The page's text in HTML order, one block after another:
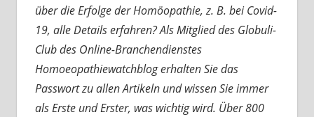
über die Erfolge der Homöopathie, z. B. bei Covid-
19, alle Details erfahren? Als Mitglied des Globuli-
Club des Online-Branchendienstes
Homoeopathiewatchblog erhalten Sie das
Passwort zu allen Artikeln und wissen Sie immer
als Erste und Erster, was wichtig wird. Über 800